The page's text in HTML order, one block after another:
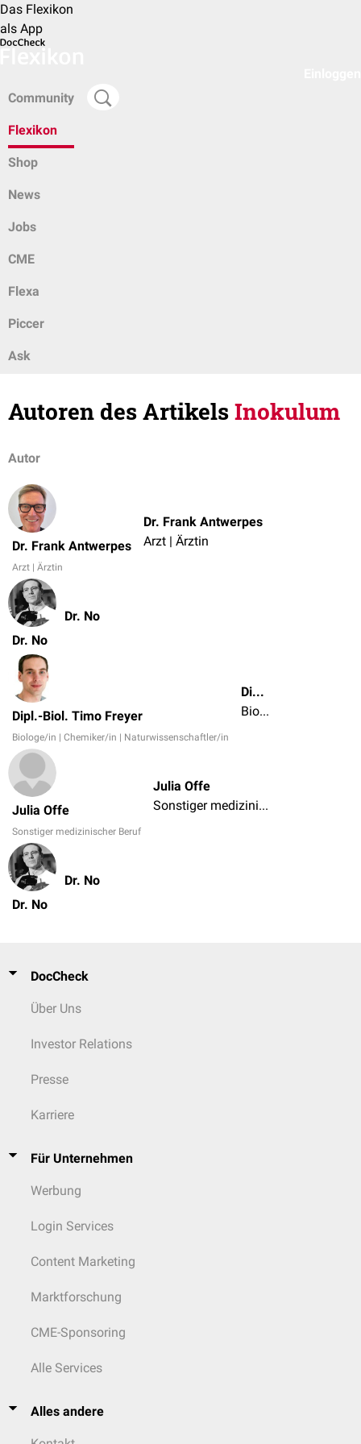
Das Flexikon
als App
Community
Flexikon
Shop
News
Jobs
CME
Flexa
Piccer
Ask
Autoren des ArtikelsInokulum
Autor
Dr. Frank Antwerpes
Arzt | Ärztin
Dr. Frank Antwerpes
Arzt | Ärztin
Dr. No
Dr. No
Dipl.-Biol. Timo Freyer
Biologe/in | Chemiker/in | Naturwissenschaftler/in
Dipl.-Biol. Timo Freyer
Biologe/in | Chemiker/in | Naturwissenschaftler/in
Julia Offe
Sonstiger medizinischer Beruf
Julia Offe
Sonstiger medizinischer Beruf
Dr. No
Dr. No
DocCheck
Über Uns
Investor Relations
Presse
Karriere
Für Unternehmen
Werbung
Login Services
Content Marketing
Marktforschung
CME-Sponsoring
Alle Services
Alles andere